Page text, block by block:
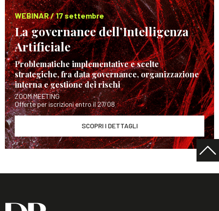
WEBINAR / 17 settembre
La governance dell’Intelligenza
Artificiale
Problematiche implementative e scelte
strategiche, fra data governance, organizzazione
interna e gestione dei rischi
ZOOM MEETING
Offerte per iscrizioni entro il 27/08
SCOPRI I DETTAGLI